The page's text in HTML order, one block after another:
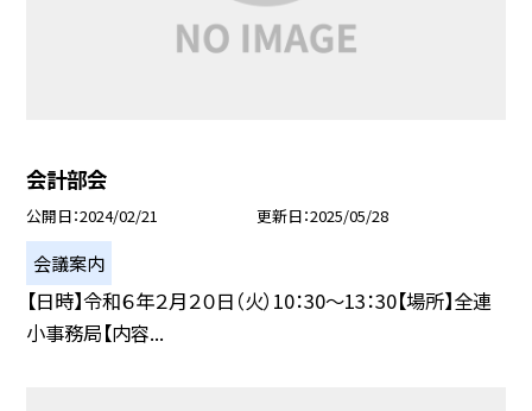
会計部会
公開日 2024/02/21 更新日 2025/05/28
会議案内
【日時】令和６年２月２０日（火）10：30〜13：30【場所】全連
小事務局【内容...